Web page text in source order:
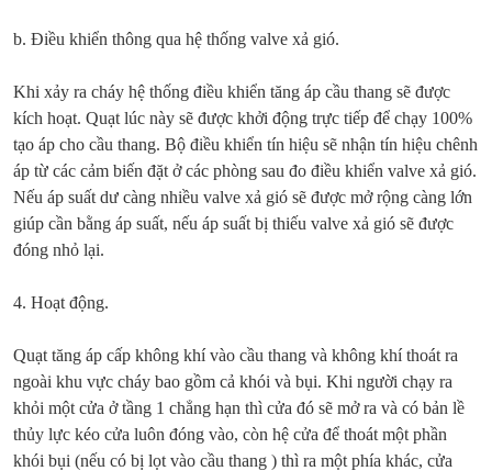
b. Điều khiển thông qua hệ thống valve xả gió.
Khi xảy ra cháy hệ thống điều khiển tăng áp cầu thang sẽ được
kích hoạt. Quạt lúc này sẽ được khởi động trực tiếp để chạy 100%
tạo áp cho cầu thang. Bộ điều khiển tín hiệu sẽ nhận tín hiệu chênh
áp từ các cảm biến đặt ở các phòng sau đo điều khiển valve xả gió.
Nếu áp suất dư càng nhiều valve xả gió sẽ được mở rộng càng lớn
giúp cần bằng áp suất, nếu áp suất bị thiếu valve xả gió sẽ được
đóng nhỏ lại.
4. Hoạt động.
Quạt tăng áp cấp không khí vào cầu thang và không khí thoát ra
ngoài khu vực cháy bao gồm cả khói và bụi. Khi người chạy ra
khỏi một cửa ở tầng 1 chẳng hạn thì cửa đó sẽ mở ra và có bản lề
thủy lực kéo cửa luôn đóng vào, còn hệ cửa để thoát một phần
khói bụi (nếu có bị lọt vào cầu thang ) thì ra một phía khác, cửa